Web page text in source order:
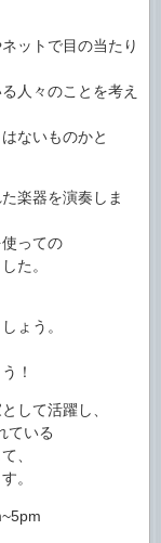
ットで目の当たり
人々のことを考え
ないものかと
楽器を演奏しま
っての
た。
ょう。
！
して活躍し、
ている
、
。